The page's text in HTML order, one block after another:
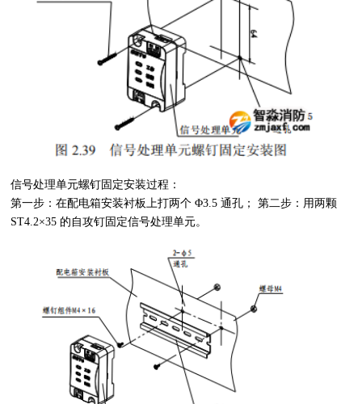
信号处理单元螺钉固定安装过程：
第一步：在配电箱安装衬板上打两个Φ3.5通孔；第二步：用两颗
ST4.2×35 的自攻钉固定信号处理单元。